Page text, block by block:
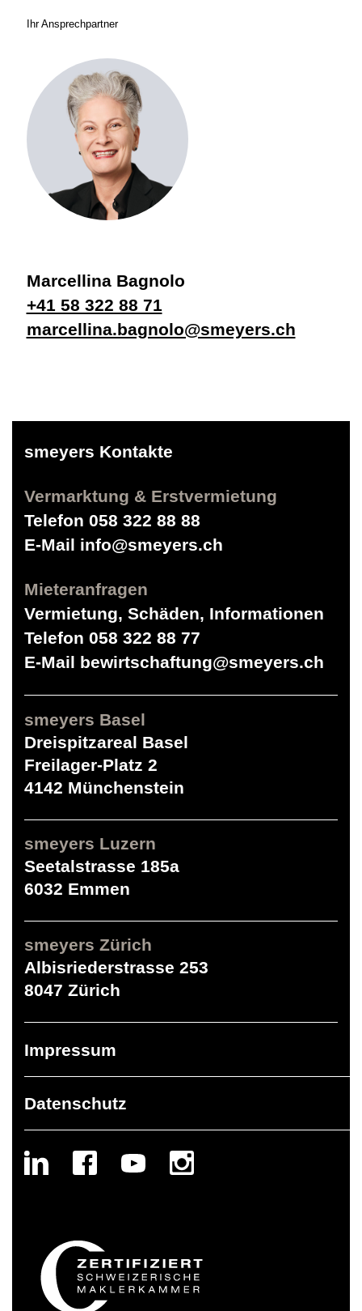
Ihr Ansprechpartner
Marcellina Bagnolo
+41 58 322 88 71
marcellina.bagnolo@smeyers.ch
smeyers Kontakte
Vermarktung & Erstvermietung
Telefon 058 322 88 88
E-Mail info@smeyers.ch
Mieteranfragen
Vermietung, Schäden, Informationen
Telefon 058 322 88 77
E-Mail bewirtschaftung@smeyers.ch
smeyers Basel
Dreispitzareal Basel
Freilager-Platz 2
4142 Münchenstein
smeyers Luzern
Seetalstrasse 185a
6032 Emmen
smeyers Zürich
Albisriederstrasse 253
8047 Zürich
Impressum
Datenschutz